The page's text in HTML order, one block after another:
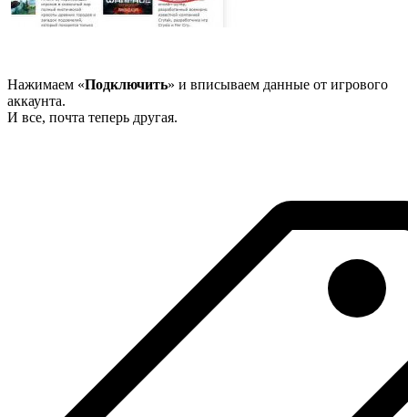
Нажимаем «Подключить» и вписываем данные от игрового
аккаунта.
И все, почта теперь другая.